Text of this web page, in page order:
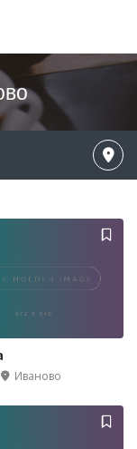
Иваново